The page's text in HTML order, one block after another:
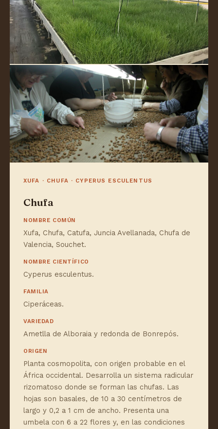
XUFA · CHUFA · CYPERUS ESCULENTUS
Chufa
NOMBRE COMÚN
Xufa, Chufa, Catufa, Juncia Avellanada, Chufa de
Valencia, Souchet.
NOMBRE CIENTÍFICO
Cyperus esculentus.
FAMILIA
Ciperáceas.
VARIEDAD
Ametlla de Alboraia y redonda de Bonrepós.
ORIGEN
Planta cosmopolita, con origen probable en el
África occidental. Desarrolla un sistema radicular
rizomatoso donde se forman las chufas. Las
hojas son basales, de 10 a 30 centímetros de
largo y 0,2 a 1 cm de ancho. Presenta una
umbela con 6 a 22 flores y, en las condiciones